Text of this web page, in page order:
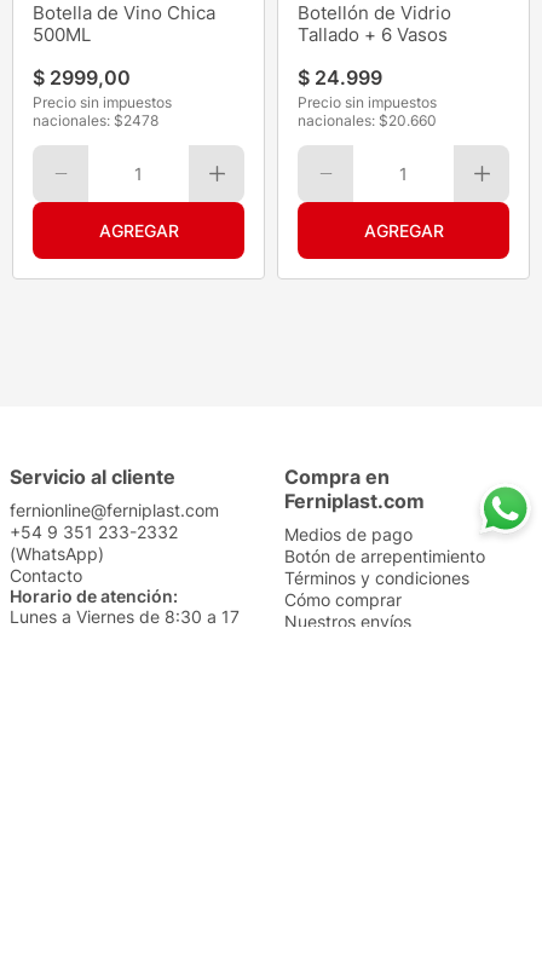
Botella de Vino Chica
500ML
$ 2999,00
Precio sin impuestos
nacionales: $2478
1
Botellón de Vidrio
Tallado + 6 Vasos
$ 24.999
Precio sin impuestos
nacionales: $20.660
1
Servicio al cliente
fernionline@ferniplast.com
+54 9 351 233-2332
(WhatsApp)
Contacto
Horario de atención:
Lunes a Viernes de 8:30 a 17
Compra en
Ferniplast.com
Medios de pago
Botón de arrepentimiento
Términos y condiciones
Cómo comprar
Nuestros envíos